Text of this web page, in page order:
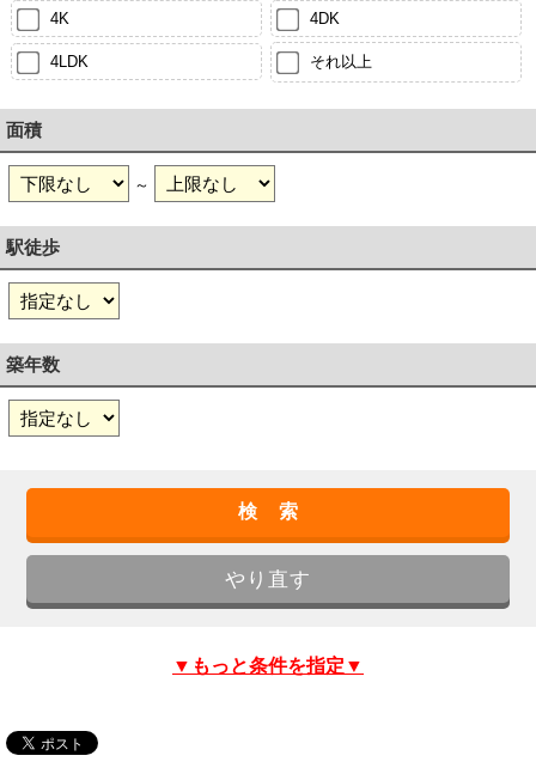
4K 4DK
4LDK それ以上
面積
～
駅徒歩
築年数
▼もっと条件を指定▼